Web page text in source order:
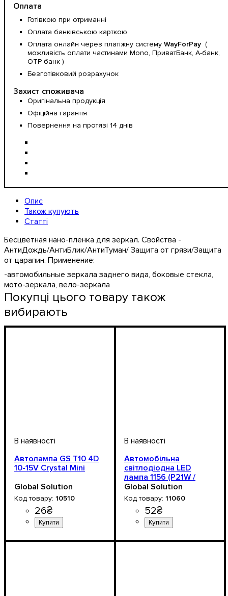
Оплата
Готівкою при отриманні
Оплата банківською карткою
Оплата онлайн через платіжну систему WayForPay (
можливість оплати частинами Mono, ПриватБанк, А-банк,
OTP банк )
Безготівковий розрахунок
Захист споживача
Оригінальна продукція
Офіційна гарантія
Повернення на протязі 14 днів
Опис
Також купують
Статті
Бесцветная нано-пленка для зеркал. Свойства -
АнтиДождь/АнтиБлик/АнтиТуман/ Защита от грязи/Защита
от царапин. Применение:
-автомобильные зеркала заднего вида, боковые стекла,
мото-зеркала, вело-зеркала
Покупці цього товару також
вибирають
Автолампа GS T10 4D
10-15V Crystal Mini
Global Solution
10510
26₴
Габаритні вогні
Автомобільна
світлодіодна LED
лампа 1156 (P21W /
BA15s) 9-SMD 4014 12V
Біла
Global Solution
11060
52₴
Габаритні вогні, Стоп-
4014SMD
SMD
6000 K